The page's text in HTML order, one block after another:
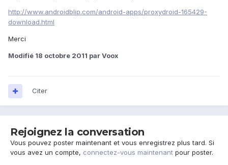
http://www.androidblip.com/android-apps/proxydroid-165429-
download.html
Merci
Modifié 18 octobre 2011 par Voox
Citer
Rejoignez la conversation
Vous pouvez poster maintenant et vous enregistrez plus tard. Si
vous avez un compte, connectez-vous maintenant pour poster.